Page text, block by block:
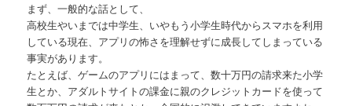
まず、一般的な話として、
高校生やいまでは中学生、いやもう小学生時代からスマホを利用
している現在、アプリの怖さを理解せずに成長してしまっている
事実があります。
たとえば、ゲームのアプリにはまって、数十万円の請求来た小学
生とか、アダルトサイトの課金に親のクレジットカードを使って